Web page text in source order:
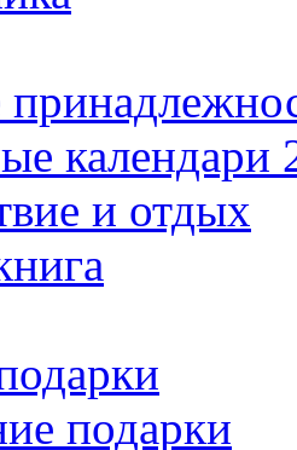
календари
и отдых
подарки